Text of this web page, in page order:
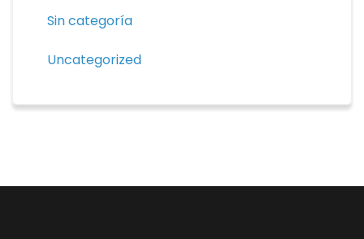
Sin categoría
Uncategorized